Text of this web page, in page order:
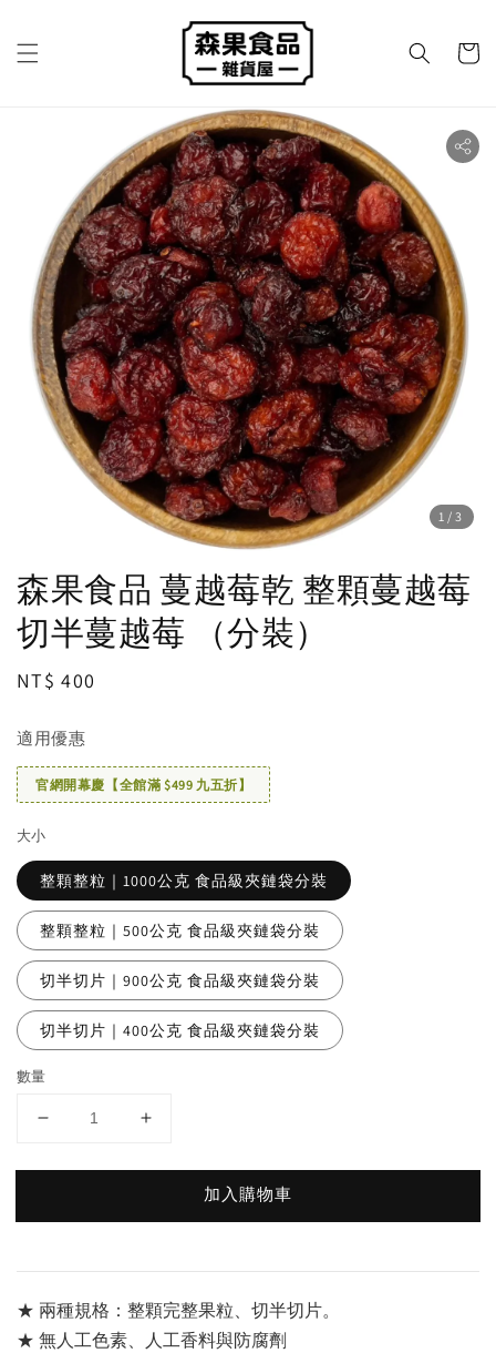
1 /3
森果食品 蔓越莓乾 整顆蔓越莓
切半蔓越莓 （分裝）
Regular
NT$ 400
適用優惠
官網開幕慶【全館滿 $499 九五折】
大小
整顆整粒｜1000公克 食品級夾鏈袋分裝
整顆整粒｜500公克 食品級夾鏈袋分裝
切半切片｜900公克 食品級夾鏈袋分裝
切半切片｜400公克 食品級夾鏈袋分裝
數量
加入購物車
★ 兩種規格：整顆完整果粒、切半切片。
★ 無人工色素、人工香料與防腐劑